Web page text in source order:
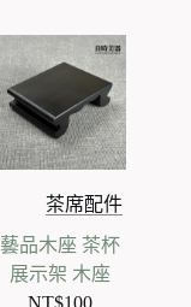
茶席配件
藝品木座 茶杯
展示架 木座
NT$100